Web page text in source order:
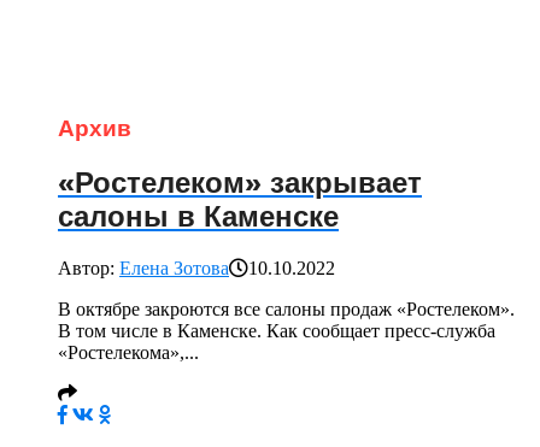
Архив
«Ростелеком» закрывает
салоны в Каменске
Автор: Елена Зотова
10.10.2022
В октябре закроются все салоны продаж «Ростелеком».
В том числе в Каменске. Как сообщает пресс-служба
«Ростелекома»,...